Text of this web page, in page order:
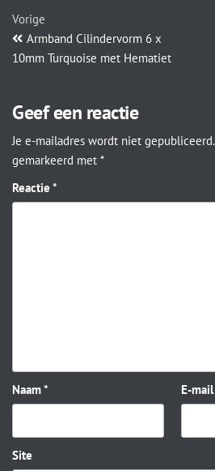
Vorige
Armband Cilindervorm 6 x
10mm Turquoise met Hematiet
Geef een reactie
Je e-mailadres wordt niet gepubliceerd.
gemarkeerd met *
Reactie *
Naam* E-mail
Site